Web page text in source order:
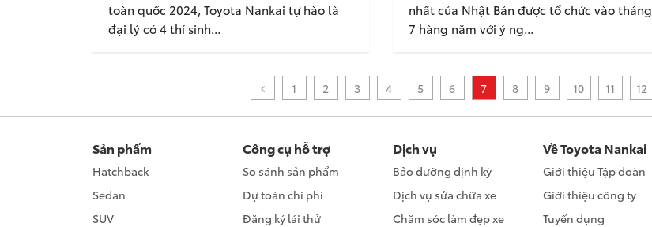
toàn quốc 2024, Toyota Nankai tự hào là
đại lý có 4 thí sinh...
nhất của Nhật Bản được tổ chức vào tháng
7 hàng năm với ý ng...
1 2 3 4 5 6 7 8 9 10 11 12
Sản phẩm
Hatchback
Sedan
SUV
Công cụ hỗ trợ
So sánh sản phẩm
Dự toán chi phí
Đăng ký lái thử
Dịch vụ
Bảo dưỡng định kỳ
Dịch vụ sửa chữa xe
Chăm sóc làm đẹp xe
Về Toyota Nankai
Giới thiệu Tập đoàn
Giới thiệu công ty
Tuyển dụng